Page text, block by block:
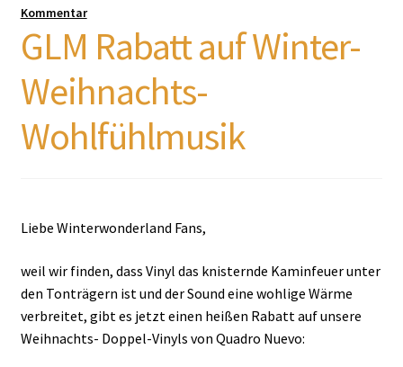
Kommentar
GLM Rabatt auf Winter-
Weihnachts-
Wohlfühlmusik
Liebe Winterwonderland Fans,
weil wir finden, dass Vinyl das knisternde Kaminfeuer unter
den Tonträgern ist und der Sound eine wohlige Wärme
verbreitet, gibt es jetzt einen heißen Rabatt auf unsere
Weihnachts- Doppel-Vinyls von Quadro Nuevo: